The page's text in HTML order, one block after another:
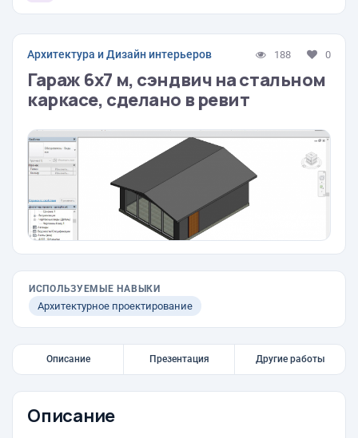
Архитектура и Дизайн интерьеров 188 0
Гараж 6х7 м, сэндвич на стальном
каркасе, сделано в ревит
ИСПОЛЬЗУЕМЫЕ НАВЫКИ
Архитектурное проектирование
Описание Презентация Другие работы
Описание